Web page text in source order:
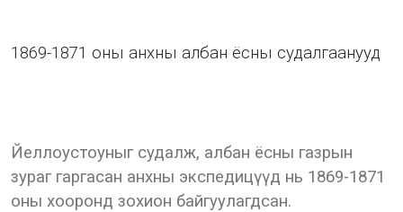
1869-1871 оны анхны албан ёсны судалгаанууд
Йеллоустоуныг судалж, албан ёсны газрын
зураг гаргасан анхны экспедицүүд нь 1869-1871
оны хооронд зохион байгуулагдсан.